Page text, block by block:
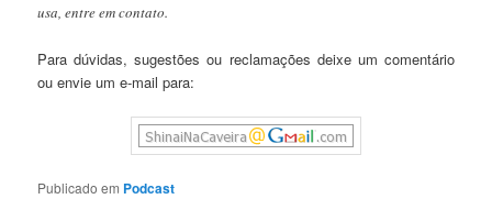
usa, entre em contato.
Para dúvidas, sugestões ou reclamações deixe um comentário
ou envie um e-mail para:
Publicado em Podcast